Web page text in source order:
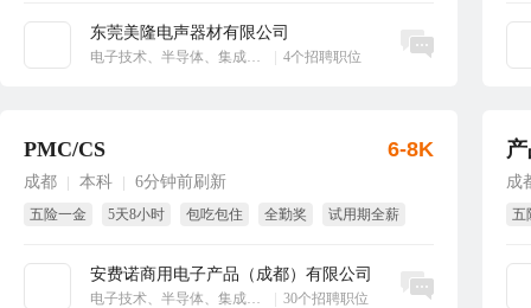
东莞美隆电声器材有限公司
电子技术、半导体、集成电路 4个招聘职位
立即沟通
PMC/CS
成都 本科 6分钟前刷新
五险一金 5天8小时 包吃包住 全勤奖
试用期全薪
安费诺商用电子产品（成都）有限公司
电子技术、半导体、集成电路 30个招聘职位
6-8K
立即沟通
成
五